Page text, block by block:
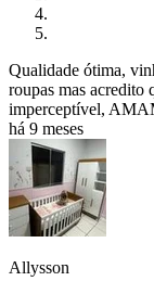
Qualidade ótima,
roupas mas acredito
imperceptível,
há 9 meses
Allysson